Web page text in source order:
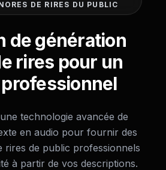
DE RIRES DU PUBLIC
de génération
rires pour un
technologie avancée de
en audio pour fournir des
rires de public professionnels
à partir de vos descriptions.